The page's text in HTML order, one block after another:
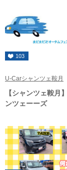
103
U-Carシャンツェ鞍月
【シャンツェ鞍月
ンツェーーズ